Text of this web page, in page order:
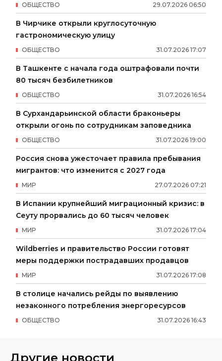
29.07.2026 06:50
ОБЩЕСТВО
В Чирчике открыли круглосуточную
гастрономическую улицу
31.07.2026 17:07
ОБЩЕСТВО
В Ташкенте с начала года оштрафовали почти
80 тысяч безбилетников
31.07.2026 16:54
ОБЩЕСТВО
В Сурхандарьинской области браконьеры
открыли огонь по сотрудникам заповедника
31.07.2026 19:00
ОБЩЕСТВО
Россия снова ужесточает правила пребывания
мигрантов: что изменится с 2027 года
27.07.2026 07:21
МИР
В Испании крупнейший миграционный кризис: в
Сеуту прорвались до 60 тысяч человек
31.07.2026 17:04
МИР
Wildberries и правительство России готовят
меры поддержки пострадавших продавцов
31.07.2026 17:08
МИР
В столице начались рейды по выявлению
незаконного потребления энергоресурсов
31.07.2026 16:43
ОБЩЕСТВО
Другие новости